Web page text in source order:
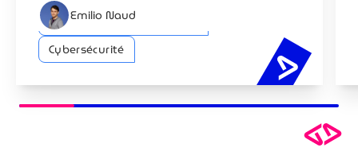
Emilio Naud
Cybersécurité
Intelligence artificielle (IA)